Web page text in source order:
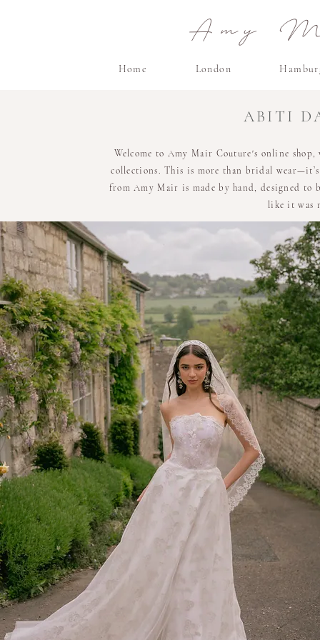
Amy
Home London
ABITI
Welcome to Amy Mair Couture's online
collections. This is more than bridal
from Amy Mair is made by hand, designed to
like it was